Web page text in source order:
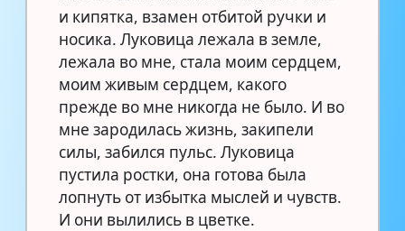
и кипятка, взамен отбитой ручки и
носика. Луковица лежала в земле,
лежала во мне, стала моим сердцем,
моим живым сердцем, какого
прежде во мне никогда не было. И во
мне зародилась жизнь, закипели
силы, забился пульс. Луковица
пустила ростки, она готова была
лопнуть от избытка мыслей и чувств.
И они вылились в цветке.